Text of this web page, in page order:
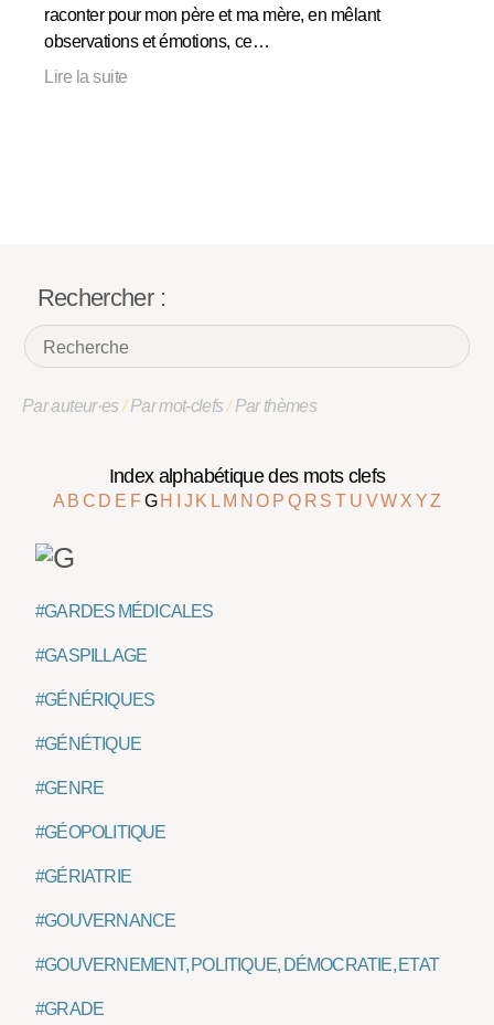
raconter pour mon père et ma mère, en mêlant
observations et émotions, ce…
Lire la suite
Rechercher :
Par auteur·es/Par mot-clefs/Par thèmes
Index alphabétique des mots clefs
A B C D E F G H J K L M NO P Q R ST U VW X YZ
#GARDES MÉDICALES
#GASPILLAGE
#GÉNÉRIQUES
#GÉNÉTIQUE
#GENRE
#GÉOPOLITIQUE
#GÉRIATRIE
#GOUVERNANCE
#GOUVERNEMENT, POLITIQUE, DÉMOCRATIE, ETAT
#GRADE